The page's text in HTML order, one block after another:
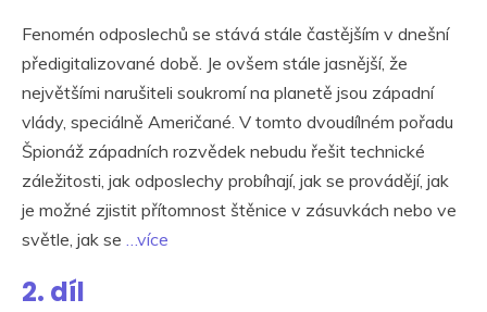
Fenomén odposlechů se stává stále častějším v dnešní
předigitalizované době. Je ovšem stále jasnější, že
největšími narušiteli soukromí na planetě jsou západní
vlády, speciálně Američané. V tomto dvoudílném pořadu
Špionáž západních rozvědek nebudu řešit technické
záležitosti, jak odposlechy probíhají, jak se provádějí, jak
je možné zjistit přítomnost štěnice v zásuvkách nebo ve
světle, jak se
…více
2. díl